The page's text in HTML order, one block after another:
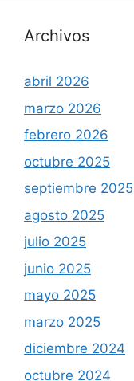
Archivos
abril 2026
marzo 2026
febrero 2026
octubre 2025
septiembre 2025
agosto 2025
julio 2025
junio 2025
mayo 2025
marzo 2025
diciembre 2024
octubre 2024